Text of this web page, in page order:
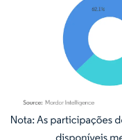
Imagem © Mordor